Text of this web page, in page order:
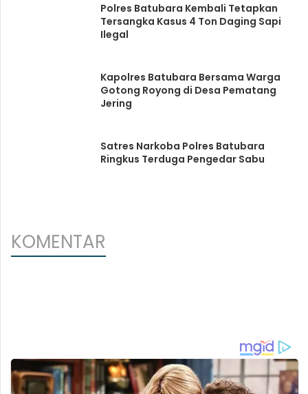
Polres Batubara Kembali Tetapkan
Tersangka Kasus 4 Ton Daging Sapi
Ilegal
Kapolres Batubara Bersama Warga
Gotong Royong di Desa Pematang
Jering
Satres Narkoba Polres Batubara
Ringkus Terduga Pengedar Sabu
KOMENTAR